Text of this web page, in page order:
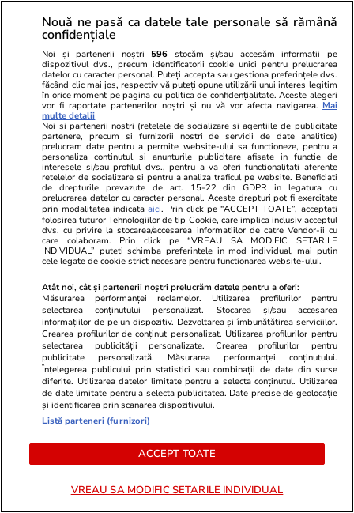
la adresa lui Dan Negru: „Nu
am nevoie de sabie ca să-l
înving”. De la ce a pornit
conflictul între cei doi
PARTENERI
TVMania.ro
„De la fetița fără petreceri, la diva
din Capri!” Scrisoarea
emoționantă scrisă de Ramona
Olaru la 37 de ani
"Cine sunt
adoptate
Nouă ne pasă ca datele tale personale să rămână
confidențiale
Noi și partenerii noștri 596 stocăm și/sau accesăm informații pe
dispozitivul dvs., precum identificatorii cookie unici pentru prelucrarea
datelor cu caracter personal. Puteți accepta sau gestiona preferințele dvs.
făcând clic mai jos, respectiv vă puteți opune utilizării unui interes legitim
în orice moment pe pagina cu politica de confidențialitate. Aceste alegeri
vor fi raportate partenerilor noștri și nu vă vor afecta navigarea. Mai
multe detalii
Noi si partenerii nostri (retelele de socializare si agentiile de publicitate
partenere, precum si furnizorii nostri de servicii de date analitice)
prelucram date pentru a permite website-ului sa functioneze, pentru a
personaliza continutul si anunturile publicitare afisate in functie de
interesele si/sau profilul dvs., pentru a va oferi functionalitati aferente
retelelor de socializare si pentru a analiza traficul pe website. Beneficiati
de drepturile prevazute de art. 15-22 din GDPR in legatura cu
prelucrarea datelor cu caracter personal. Aceste drepturi pot fi exercitate
prin modalitatea indicataaici. Prin click pe “ACCEPT TOATE”, acceptati
folosirea tuturor Tehnologiilor de tip Cookie, care implica inclusiv acceptul
dvs. cu privire la stocarea/accesarea informatiilor de catre Vendor-ii cu
care colaboram. Prin click pe “VREAU SA MODIFIC SETARILE
INDIVIDUAL” puteti schimba preferintele in mod individual, mai putin
cele legate de cookie strict necesare pentru functionarea website-ului.
Atât noi, cât și partenerii noștri prelucrăm datele pentru a oferi:
Măsurarea performanței reclamelor. Utilizarea profilurilor pentru
selectarea conținutului personalizat. Stocarea și/sau accesarea
informațiilor de pe un dispozitiv. Dezvoltarea și îmbunătățirea serviciilor.
Crearea profilurilor de conținut personalizat. Utilizarea profilurilor pentru
selectarea publicității personalizate. Crearea profilurilor pentru
publicitate personalizată. Măsurarea performanței conținutului.
Înțelegerea publicului prin statistici sau combinații de date din surse
diferite. Utilizarea datelor limitate pentru a selecta conținutul. Utilizarea
de date limitate pentru a selecta publicitatea. Date precise de geolocație
și identificarea prin scanarea dispozitivului.
Listă parteneri (furnizori)
ACCEPT TOATE
VREAU SA MODIFIC SETARILE INDIVIDUAL